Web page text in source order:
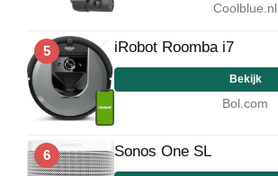
Coolblue.nl
5 iRobot Roomba i7
Bekijk
Bol.com
6 Sonos One SL